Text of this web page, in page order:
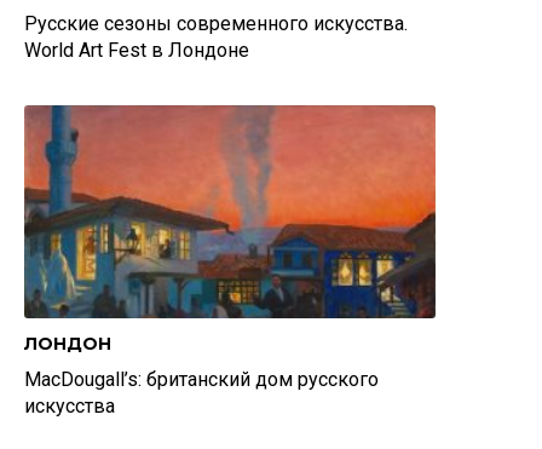
Русские сезоны современного искусства.
World Art Fest в Лондоне
ЛОНДОН
MacDougall’s: британский дом русского
искусства